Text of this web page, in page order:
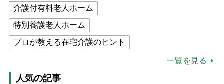
介護付有料老人ホーム
特別養護老人ホーム
プロが教える在宅介護のヒント
高木ブー
ケアマネジャー
一覧を見る
人気の記事